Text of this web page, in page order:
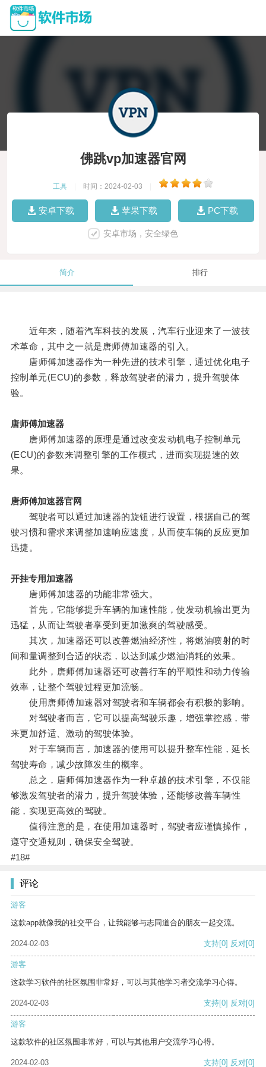
佛跳vp加速器官网
工具 时间：2024-02-03
安卓下载 苹果下载 PC下载
安卓市场，安全绿色
简介 排行
近年来，随着汽车科技的发展，汽车行业迎来了一波技
术革命，其中之一就是唐师傅加速器的引入。
唐师傅加速器作为一种先进的技术引擎，通过优化电子
控制单元(ECU)的参数，释放驾驶者的潜力，提升驾驶体
验。
唐师傅加速器
唐师傅加速器的原理是通过改变发动机电子控制单元
(ECU)的参数来调整引擎的工作模式，进而实现提速的效
果。
唐师傅加速器官网
驾驶者可以通过加速器的旋钮进行设置，根据自己的驾
驶习惯和需求来调整加速响应速度，从而使车辆的反应更加
迅捷。
开挂专用加速器
唐师傅加速器的功能非常强大。
首先，它能够提升车辆的加速性能，使发动机输出更为
迅猛，从而让驾驶者享受到更加激爽的驾驶感受。
其次，加速器还可以改善燃油经济性，将燃油喷射的时
间和量调整到合适的状态，以达到减少燃油消耗的效果。
此外，唐师傅加速器还可改善行车的平顺性和动力传输
效率，让整个驾驶过程更加流畅。
使用唐师傅加速器对驾驶者和车辆都会有积极的影响。
对驾驶者而言，它可以提高驾驶乐趣，增强掌控感，带
来更加舒适、激动的驾驶体验。
对于车辆而言，加速器的使用可以提升整车性能，延长
驾驶寿命，减少故障发生的概率。
总之，唐师傅加速器作为一种卓越的技术引擎，不仅能
够激发驾驶者的潜力，提升驾驶体验，还能够改善车辆性
能，实现更高效的驾驶。
值得注意的是，在使用加速器时，驾驶者应谨慎操作，
遵守交通规则，确保安全驾驶。
#18#
评论
游客
这款app就像我的社交平台，让我能够与志同道合的朋友一起交流。
2024-02-03 支持[0] 反对[0]
游客
这款学习软件的社区氛围非常好，可以与其他学习者交流学习心得。
2024-02-03 支持[0] 反对[0]
游客
这款软件的社区氛围非常好，可以与其他用户交流学习心得。
2024-02-03 支持[0] 反对[0]